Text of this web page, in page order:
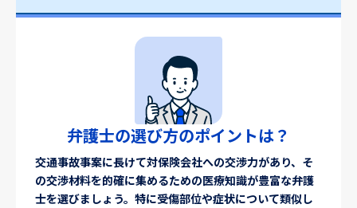
弁護士の選び方のポイントは？
交通事故事案に長けて対保険会社への交渉力があり、そ
の交渉材料を的確に集めるための医療知識が豊富な弁護
士を選びましょう。特に受傷部位や症状について類似し